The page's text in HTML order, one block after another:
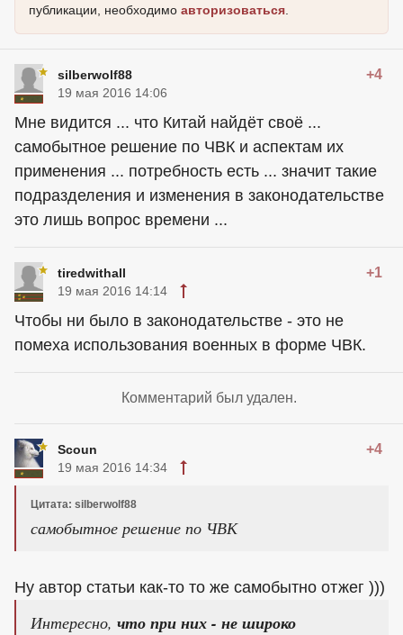
публикации, необходимо авторизоваться
silberwolf88 +4
19 мая 2016 14:06
Мне видится ... что Китай найдёт своё ...
самобытное решение по ЧВК и аспектам их
применения ... потребность есть ... значит такие
подразделения и изменения в законодательстве
это лишь вопрос времени ...
tiredwithall +1
19 мая 2016 14:14
Чтобы ни было в законодательстве - это не
помеха использования военных в форме ЧВК.
Комментарий был удален.
Scoun +4
19 мая 2016 14:34
Цитата: silberwolf88
самобытное решение по ЧВК
Ну автор статьи как-то то же самобытно отжег )))
Интересно, что при них - не широко